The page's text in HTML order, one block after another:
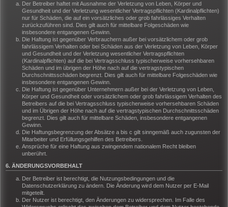
Der Betreiber haftet mit Ausnahme der Verletzung von Leben, Körper und
Gesundheit und der Verletzung wesentlicher Vertragspflichten (Kardinalpflichten)
nur für Schäden, die auf ein vorsätzliches oder grob fahrlässiges Verhalten
zurückzuführen sind. Dies gilt auch für mittelbare Folgeschäden wie
insbesondere entgangenen Gewinn.
Die Haftung ist gegenüber Verbrauchern außer bei vorsätzlichem oder grob
fahrlässigem Verhalten oder bei Schäden aus der Verletzung von Leben, Körper
und Gesundheit und der Verletzung wesentlicher Vertragspflichten
(Kardinalpflichten) auf die bei Vertragsschluss typischerweise vorhersehbaren
Schäden und im übrigen der Höhe nach auf die vertragstypischen
Durchschnittsschäden begrenzt. Dies gilt auch für mittelbare Folgeschäden wie
insbesondere entgangenen Gewinn.
Die Haftung ist gegenüber Unternehmern außer bei der Verletzung von Leben,
Körper und Gesundheit oder vorsätzlichem oder grob fahrlässigem Verhalten des
Betreibers auf die bei Vertragsschluss typischerweise vorhersehbaren Schäden
und im Übrigen der Höhe nach auf die vertragstypischen Durchschnittsschäden
begrenzt. Dies gilt auch für mittelbare Schäden, insbesondere entgangenen
Gewinn.
Die Haftungsbegrenzung der Absätze a bis c gilt sinngemäß auch zugunsten der
Mitarbeiter und Erfüllungsgehilfen des Betreibers.
Ansprüche für eine Haftung aus zwingendem nationalem Recht bleiben
unberührt.
6. ÄNDERUNGSVORBEHALT
Der Betreiber ist berechtigt, die Nutzungsbedingungen und die
Datenschutzerklärung zu ändern. Die Änderung wird dem Nutzer per E-Mail
mitgeteilt.
Der Nutzer ist berechtigt, den Änderungen zu widersprechen. Im Falle des